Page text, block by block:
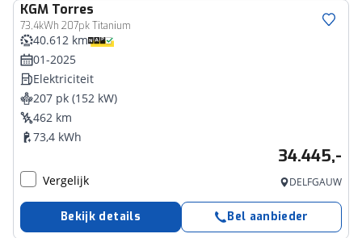
KGM Torres
73,4kWh 207pk Titanium
40.612 km
01-2025
Elektriciteit
207 pk (152 kW)
462 km
73,4 kWh
34.445,-
Vergelijk DELFGAUW
Bekijk details Bel aanbieder